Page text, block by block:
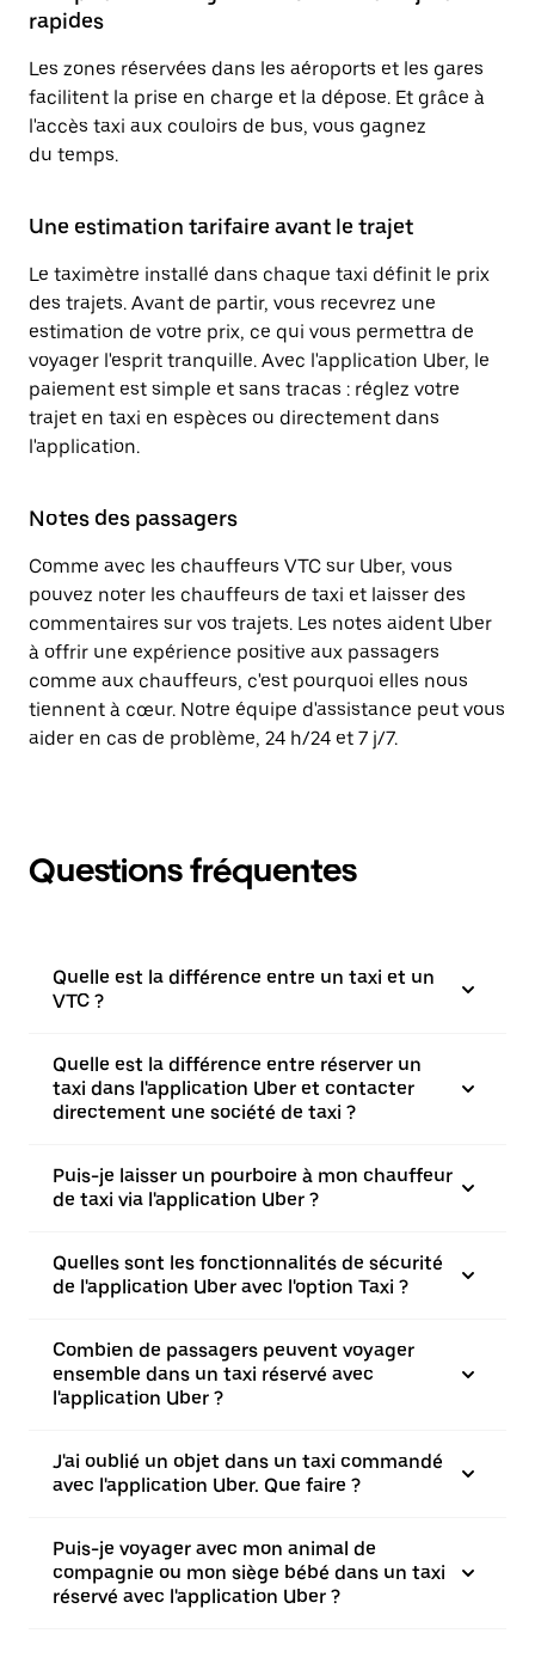
rapides
Les zones réservées dans les aéroports et les gares
facilitent la prise en charge et la dépose. Et grâce à
l'accès taxi aux couloirs de bus, vous gagnez
du temps.
Une estimation tarifaire avant le trajet
Le taximètre installé dans chaque taxi définit le prix
des trajets. Avant de partir, vous recevrez une
estimation de votre prix, ce qui vous permettra de
voyager l'esprit tranquille. Avec l'application Uber, le
paiement est simple et sans tracas : réglez votre
trajet en taxi en espèces ou directement dans
l'application.
Notes des passagers
Comme avec les chauffeurs VTC sur Uber, vous
pouvez noter les chauffeurs de taxi et laisser des
commentaires sur vos trajets. Les notes aident Uber
à offrir une expérience positive aux passagers
comme aux chauffeurs, c'est pourquoi elles nous
tiennent à cœur. Notre équipe d'assistance peut vous
aider en cas de problème, 24 h/24 et 7 j/7.
Questions fréquentes
Quelle est la différence entre un taxi et un
VTC ?
Quelle est la différence entre réserver un
taxi dans l'application Uber et contacter
directement une société de taxi ?
Puis-je laisser un pourboire à mon chauffeur
de taxi via l'application Uber ?
Quelles sont les fonctionnalités de sécurité
de l'application Uber avec l'option Taxi ?
Combien de passagers peuvent voyager
ensemble dans un taxi réservé avec
l'application Uber ?
J'ai oublié un objet dans un taxi commandé
avec l'application Uber. Que faire ?
Puis-je voyager avec mon animal de
compagnie ou mon siège bébé dans un taxi
réservé avec l'application Uber ?